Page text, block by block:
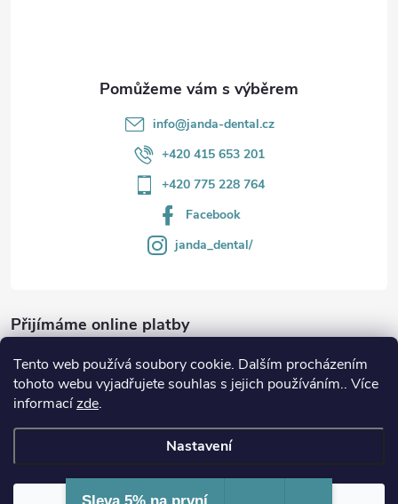
Tento web používá soubory cookie. Dalším procházením
tohoto webu vyjadřujete souhlas s jejich používáním.. Více
informacízde.
Nastavení
info@janda-dental.cz
+420 415 653 201
+420 775 228 764
Facebook
janda_dental/
Přijímáme online platby
Copyright 2026 . Všechna práva vyhrazena.